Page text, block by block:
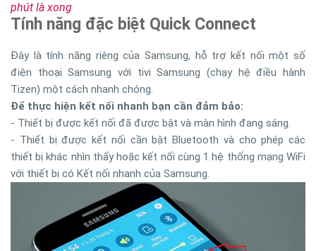
phút là xong
Tính năng đặc biệt Quick Connect
Đây là tính năng riêng của Samsung, hỗ trợ kết nối một số
điện thoại Samsung với tivi Samsung (chạy hệ điều hành
Tizen) một cách nhanh chóng.
Để thực hiện kết nối nhanh bạn cần đảm bảo:
- Thiết bị được kết nối đã được bật và màn hình đang sáng.
- Thiết bị được kết nối cần bật Bluetooth và cho phép các
thiết bị khác nhìn thấy hoặc kết nối cùng 1 hệ thống mạng WiFi
với thiết bị có Kết nối nhanh của Samsung.